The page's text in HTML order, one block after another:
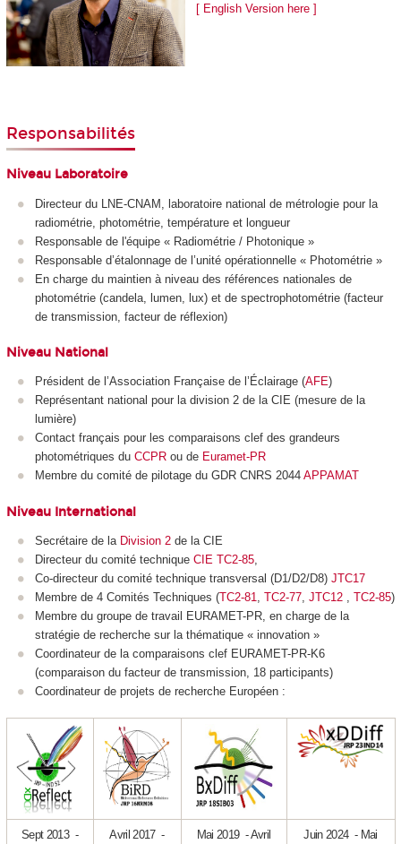
[ English Version here ]
Responsabilités
Niveau Laboratoire
Directeur du LNE-CNAM, laboratoire national de métrologie pour la
radiométrie, photométrie, température et longueur
Responsable de l'équipe « Radiométrie / Photonique »
Responsable d’étalonnage de l’unité opérationnelle « Photométrie »
En charge du maintien à niveau des références nationales de
photométrie (candela, lumen, lux) et de spectrophotométrie (facteur
de transmission, facteur de réflexion)
Niveau National
Président de l’Association Française de l’Éclairage (AFE)
Représentant national pour la division 2 de la CIE (mesure de la
lumière)
Contact français pour les comparaisons clef des grandeurs
photométriques du CCPR ou de Euramet-PR
Membre du comité de pilotage du GDR CNRS 2044 APPAMAT
Niveau International
Secrétaire de la Division 2 de la CIE
Directeur du comité technique CIE TC2-85
Co-directeur du comité technique transversal (D1/D2/D8) JTC17
Membre de 4 Comités Techniques (TC2-81 TC2-77 JTC12 TC2-85)
Membre du groupe de travail EURAMET-PR, en charge de la
stratégie de recherche sur la thématique « innovation »
Coordinateur de la comparaisons clef EURAMET-PR-K6
(comparaison du facteur de transmission, 18 participants)
Coordinateur de projets de recherche Européen :
Sept 2013 -
Avril 2017 -
Mai 2019 - Avril
Juin 2024 - Mai